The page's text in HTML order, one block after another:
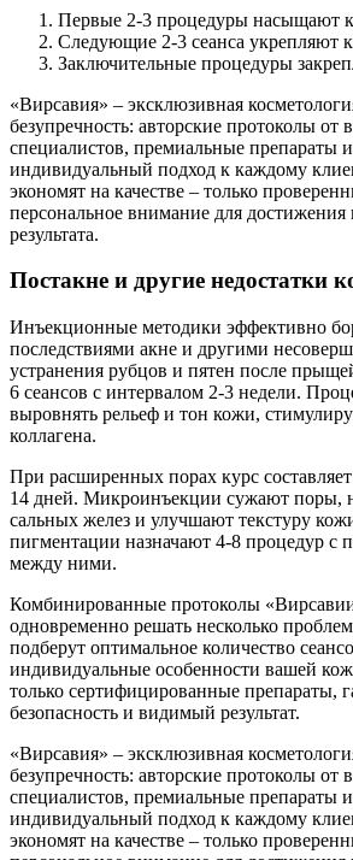
Первые 2-3 процедуры насыщают
Следующие 2-3 сеанса укрепляют
Заключительные процедуры
«Вирсавия» – эксклюзивная
безупречность: авторские протоколы от
специалистов, премиальные препараты
индивидуальный подход к каждому
экономят на качестве – только
персональное внимание для достижения
результата.
Постакне и другие недостатки
Инъекционные методики эффективно
последствиями акне и другими
устранения рубцов и пятен после
6 сеансов с интервалом 2-3 недели.
выровнять рельеф и тон кожи,
коллагена.
При расширенных порах курс
14 дней. Микроинъекции сужают поры,
сальных желез и улучшают текстуру
пигментации назначают 4-8 процедур с
между ними.
Комбинированные протоколы
одновременно решать несколько
подберут оптимальное количество
индивидуальные особенности вашей
только сертифицированные препараты,
безопасность и видимый результат.
«Вирсавия» – эксклюзивная
безупречность: авторские протоколы от
специалистов, премиальные препараты
индивидуальный подход к каждому
экономят на качестве – только